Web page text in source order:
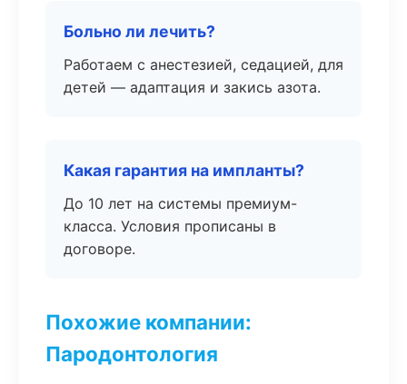
Больно ли лечить?
Работаем с анестезией, седацией, для
детей — адаптация и закись азота.
Какая гарантия на импланты?
До 10 лет на системы премиум-
класса. Условия прописаны в
договоре.
Похожие компании:
Пародонтология